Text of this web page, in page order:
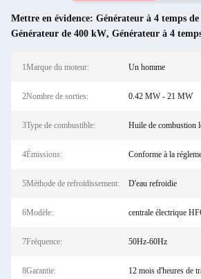
Mettre en évidence: Générateur à 4 temps
Générateur de 400 kW, Générateur à 4
1Marque du moteur: Un homme
2Nombre de sorties: 0.42 MW - 21 MW
3Type de combustible: Huile de combustion
4Émissions: Conforme à la
5Méthode de refroidissement: D'eau refroidie
6Modèle: centrale électrique
7Fréquence: 50Hz-60Hz
8Garantie: 12 mois d'heures de